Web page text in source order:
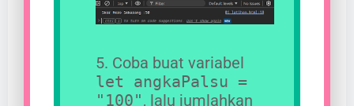
Coba buat variabel
let angkaPalsu =
"100", lalu jumlahkan